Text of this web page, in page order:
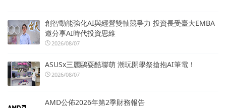
創智動能強化AI與經營雙軸競爭力 投資長受臺大EMBA
邀分享AI時代投資思維
2026/08/07
ASUSx三麗鷗耍酷聯萌 潮玩開學祭搶抱AI筆電！
2026/08/07
AMD公佈2026年第2季財務報告